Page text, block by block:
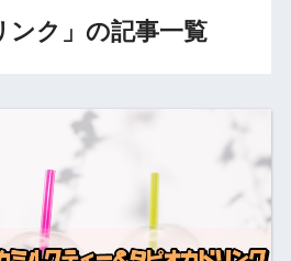
ンク」の記事一覧